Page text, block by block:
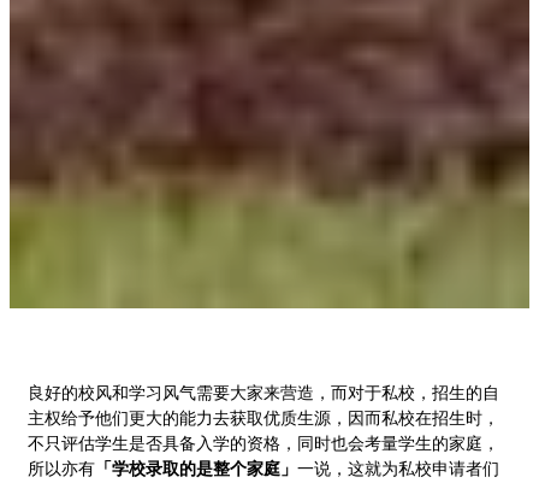
良好的校风和学习风气需要大家来营造，而对于私校，招生的自
主权给予他们更大的能力去获取优质生源，因而私校在招生时，
不只评估学生是否具备入学的资格，同时也会考量学生的家庭，
所以亦有 「学校录取的是整个家庭」 一说，这就为私校申请者们